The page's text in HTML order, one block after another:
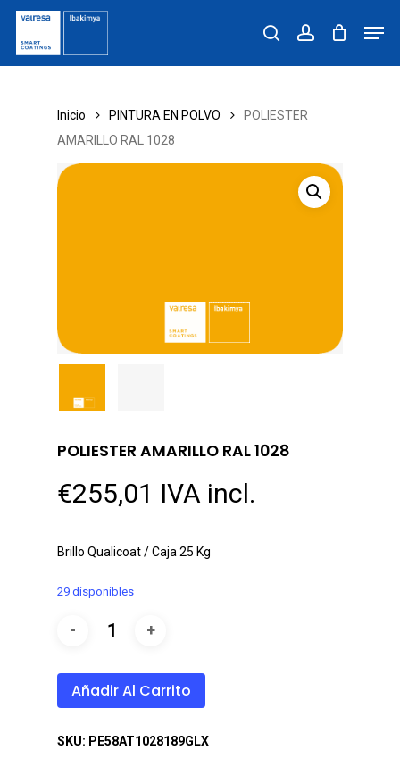
Skip
main
content
searchaccount
Inicio PINTURA EN POLVO
POLIESTER
AMARILLO RAL 1028
POLIESTER AMARILLO RAL 1028
€255,01 IVA incl.
Brillo Qualicoat / Caja 25 Kg
29 disponibles
Añadir Al Carrito
SKU: PE58AT1028189GLX